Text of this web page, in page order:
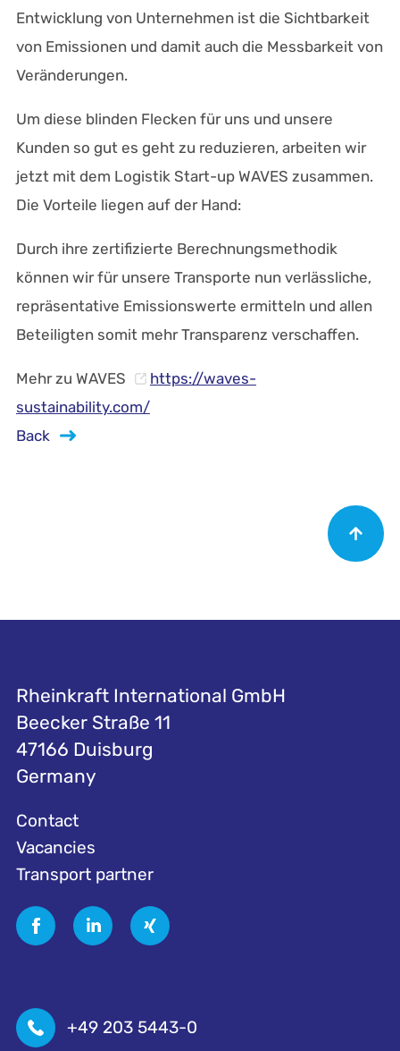
Entwicklung von Unternehmen ist die Sichtbarkeit
von Emissionen und damit auch die Messbarkeit von
Veränderungen.
Um diese blinden Flecken für uns und unsere
Kunden so gut es geht zu reduzieren, arbeiten wir
jetzt mit dem Logistik Start-up WAVES zusammen.
Die Vorteile liegen auf der Hand:
Durch ihre zertifizierte Berechnungsmethodik
können wir für unsere Transporte nun verlässliche,
repräsentative Emissionswerte ermitteln und allen
Beteiligten somit mehr Transparenz verschaffen.
Mehr zu WAVES
https://waves-
sustainability.com/
Back
Rheinkraft International GmbH
Beecker Straße 11
47166 Duisburg
Germany
Contact
Vacancies
Transport partner
+49 203 5443-0